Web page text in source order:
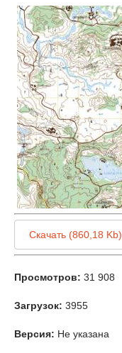
Скачать (860,18 Kb)
Просмотров: 31 908
Загрузок: 3955
Версия: Не указана